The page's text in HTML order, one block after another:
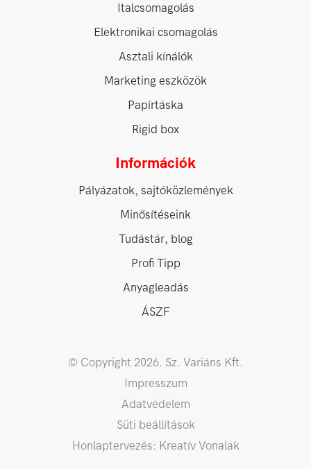
Italcsomagolás
Elektronikai csomagolás
Asztali kínálók
Marketing eszközök
Papírtáska
Rigid box
Információk
Pályázatok, sajtóközlemények
Minősítéseink
Tudástár, blog
Profi Tipp
Anyagleadás
ÁSZF
© Copyright 2026. Sz. Variáns Kft.
Impresszum
Adatvédelem
Süti beállítások
Honlaptervezés: Kreatív Vonalak